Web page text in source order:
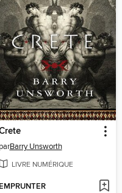
parBarry Unsworth
LIVRE NUMÉRIQUE
EMPRUNTER